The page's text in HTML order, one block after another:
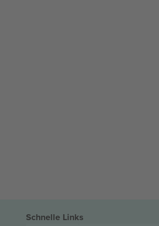
Schnelle Links